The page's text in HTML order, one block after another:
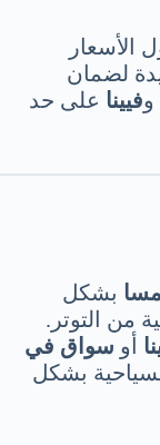
لضمان
وفيينا على حد
بشكل
من التوتر.
أو سواق في
بشكل